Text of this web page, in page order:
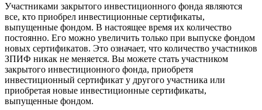
Участниками закрытого инвестиционного фонда являются
все, кто приобрел инвестиционные сертификаты,
выпущенные фондом. В настоящее время их количество
постоянно. Его можно увеличить только при выпуске фондом
новых сертификатов. Это означает, что количество участников
ЗПИФ никак не меняется. Вы можете стать участником
закрытого инвестиционного фонда, приобретя
инвестиционный сертификат у другого участника или
приобретая новые инвестиционные сертификаты,
выпущенные фондом.